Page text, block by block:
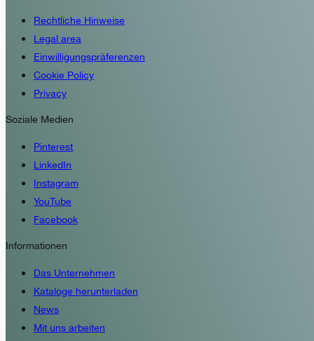
Rechtliche Hinweise
Legal area
Einwilligungspräferenzen
Cookie Policy
Privacy
Soziale Medien
Pinterest
LinkedIn
Instagram
YouTube
Facebook
Informationen
Das Unternehmen
Kataloge herunterladen
News
Mit uns arbeiten